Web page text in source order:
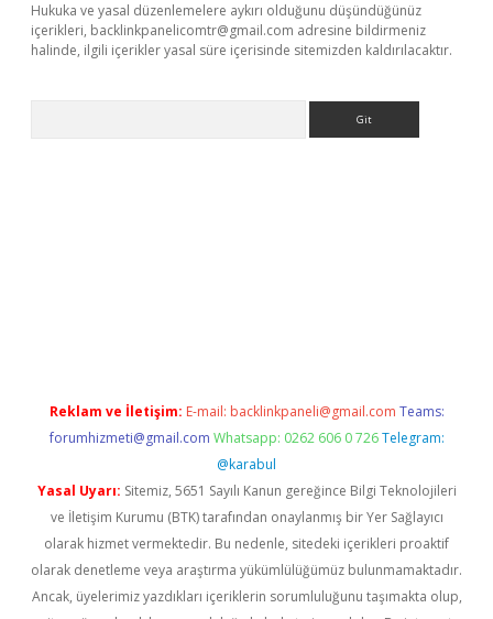
Hukuka ve yasal düzenlemelere aykırı olduğunu düşündüğünüz
içerikleri, backlinkpanelicomtr@gmail.com adresine bildirmeniz
halinde, ilgili içerikler yasal süre içerisinde sitemizden kaldırılacaktır.
Reklam ve İletişim: E-mail: backlinkpaneli@gmail.com Teams:
forumhizmeti@gmail.com Whatsapp: 0262 606 0 726 Telegram:
@karabul
Yasal Uyarı: Sitemiz, 5651 Sayılı Kanun gereğince Bilgi Teknolojileri
ve İletişim Kurumu (BTK) tarafından onaylanmış bir Yer Sağlayıcı
olarak hizmet vermektedir. Bu nedenle, sitedeki içerikleri proaktif
olarak denetleme veya araştırma yükümlülüğümüz bulunmamaktadır.
Ancak, üyelerimiz yazdıkları içeriklerin sorumluluğunu taşımakta olup,